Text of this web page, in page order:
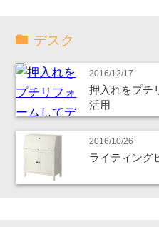
デスク
2016/12/17
押入れをプチ
活用
2016/10/26
ライティング